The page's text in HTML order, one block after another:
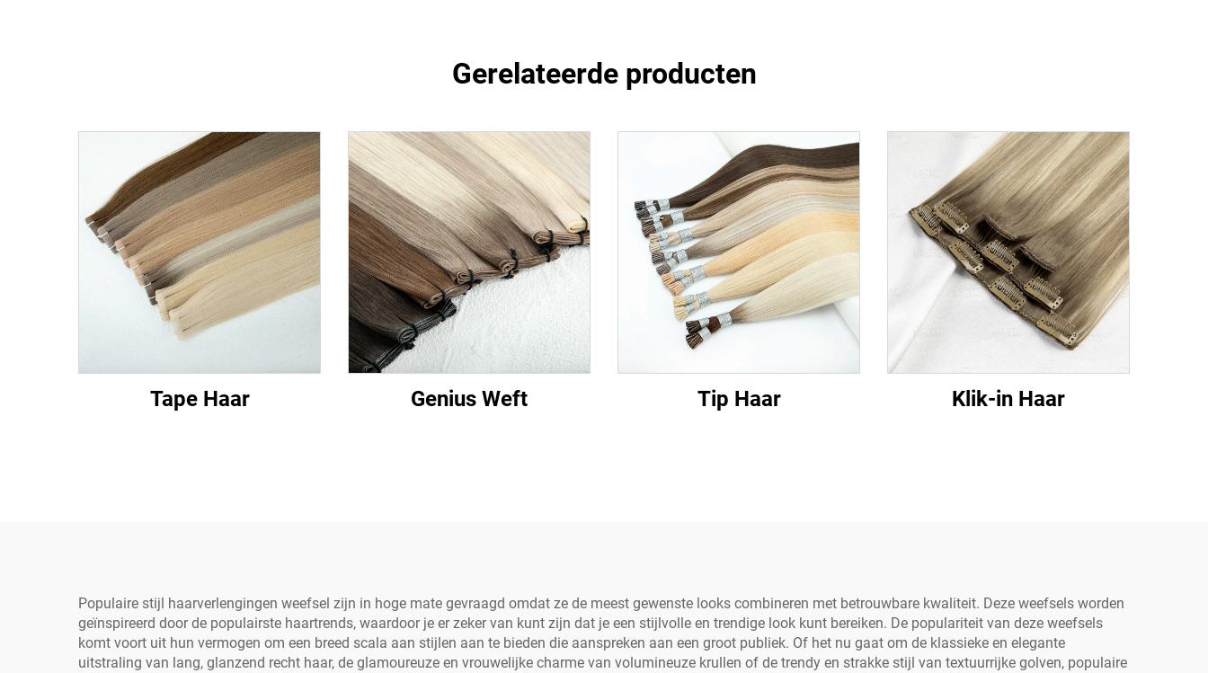
Gerelateerde producten
Tape Haar Genius Weft Tip Haar Klik-in Haar
Populaire stijl haarverlengingen weefsel zijn in hoge mate gevraagd omdat ze de meest gewenste looks combineren met betrouwbare kwaliteit. Deze weefsels worden
geïnspireerd door de populairste haartrends, waardoor je er zeker van kunt zijn dat je een stijlvolle en trendige look kunt bereiken. De populariteit van deze weefsels
komt voort uit hun vermogen om een breed scala aan stijlen aan te bieden die aanspreken aan een groot publiek. Of het nu gaat om de klassieke en elegante
uitstraling van lang, glanzend recht haar, de glamoureuze en vrouwelijke charme van volumineuze krullen of de trendy en strakke stijl van textuurrijke golven, populaire